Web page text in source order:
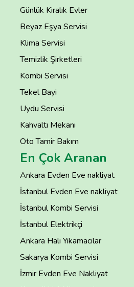
Günlük Kiralık Evler
Beyaz Eşya Servisi
Klima Servisi
Temizlik Şirketleri
Kombi Servisi
Tekel Bayi
Uydu Servisi
Kahvaltı Mekanı
Oto Tamir Bakım
En Çok Aranan
Ankara Evden Eve nakliyat
İstanbul Evden Eve nakliyat
İstanbul Kombi Servisi
İstanbul Elektrikçi
Ankara Halı Yıkamacılar
Sakarya Kombi Servisi
İzmir Evden Eve Nakliyat